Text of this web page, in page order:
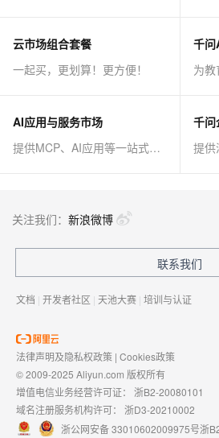
云市场组合套餐
一起买，更划算！更方便！
千问
AI应用与服务市场
提供MCP、AI应用等一站式AI解决方案
千问
关注我们： 新浪微博
联系我们
文档 | 开发者社区 | 天池大赛 | 培训与认证
法律声明及隐私权政策 | Cookies政策
© 2009-2025 Aliyun.com 版权所有
增值电信业务经营许可证： 浙B2-20080101
域名注册服务机构许可： 浙D3-20210002
浙公网安备 33010602009975号浙